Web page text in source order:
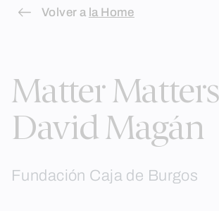
Skip
Volver a la Home
Matter
David Magán
Fundación Caja de Burgos